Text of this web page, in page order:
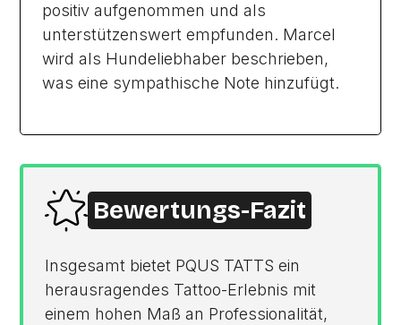
positiv aufgenommen und als
unterstützenswert empfunden. Marcel
wird als Hundeliebhaber beschrieben,
was eine sympathische Note hinzufügt.
Bewertungs-Fazit
Insgesamt bietet PQUS TATTS ein
herausragendes Tattoo-Erlebnis mit
einem hohen Maß an Professionalität,